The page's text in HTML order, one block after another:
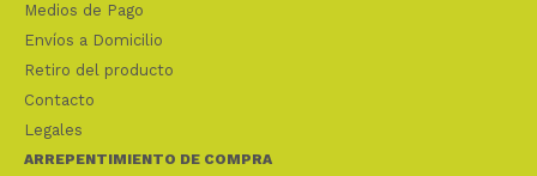
Medios de Pago
Envíos a Domicilio
Retiro del producto
Contacto
Legales
ARREPENTIMIENTO DE COMPRA